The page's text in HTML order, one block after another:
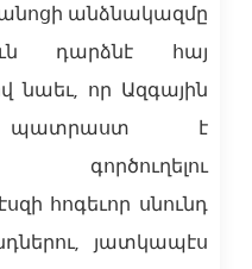
անձնակազմը
դարձնէ հայ
նաեւ, որ Ազգային
պատրաստ է
հոգեւոր սնունդ
յատկապէս